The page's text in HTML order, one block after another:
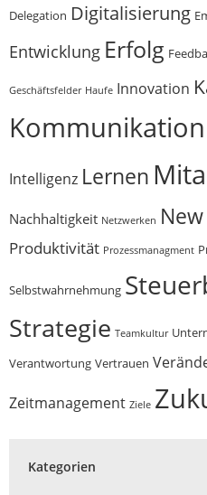
Delegation Digitalisierung
Entwicklung Erfolg
Geschäftsfelder Haufe Innovation
Kommunikation
Intelligenz Lernen
Nachhaltigkeit Netzwerken
Produktivität Prozessmanagment
Selbstwahrnehmung
Strategie Teamkultur
Verantwortung Vertrauen
Zeitmanagement Ziele
Kategorien